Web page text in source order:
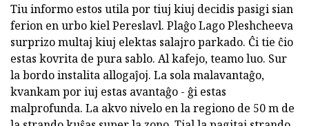
Tiu informo estos utila por tiuj kiuj decidis pasigi sian
ferion en urbo kiel Pereslavl. Plaĝo Lago Pleshcheeva
surprizo multaj kiuj elektas salajro parkado. Ĉi tie ĉio
estas kovrita de pura sablo. Al kafejo, teamo luo. Sur
la bordo instalita allogaĵoj. La sola malavantaĝo,
kvankam por iuj estas avantaĝo - ĝi estas
malprofunda. La akvo nivelo en la regiono de 50 m de